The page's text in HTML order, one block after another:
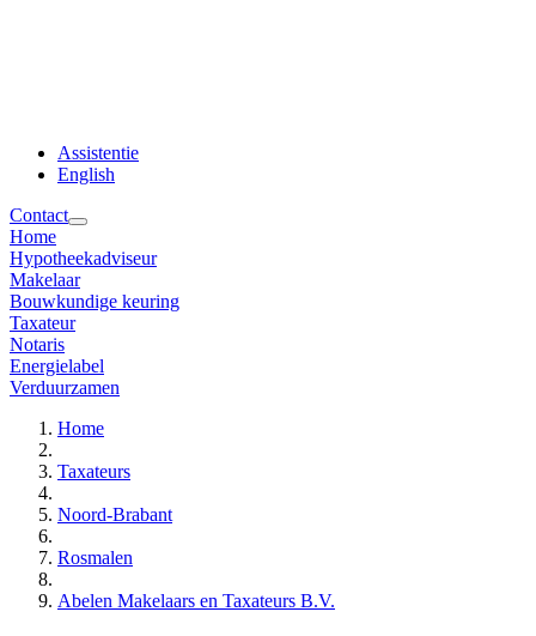
Assistentie
English
Contact
Home
Hypotheekadviseur
Makelaar
Bouwkundige keuring
Taxateur
Notaris
Energielabel
Verduurzamen
Home
Taxateurs
Noord-Brabant
Rosmalen
Abelen Makelaars en Taxateurs B.V.